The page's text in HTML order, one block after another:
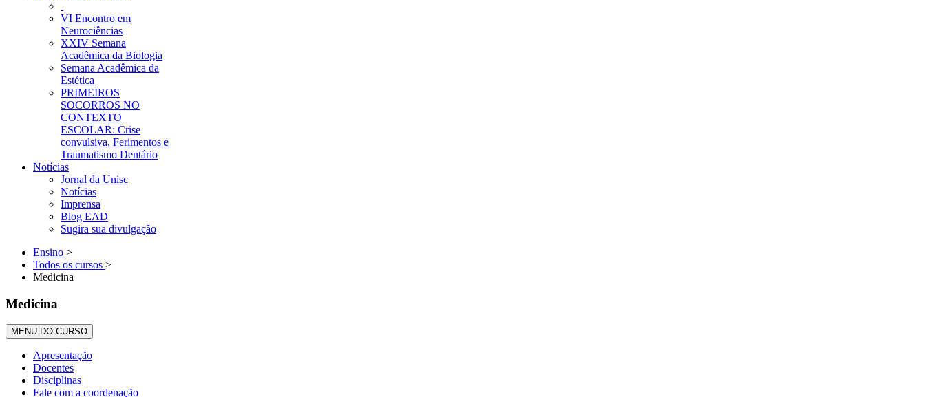
VI Encontro em
Neurociências
XXIV Semana
Acadêmica da Biologia
Semana Acadêmica da
Estética
PRIMEIROS
SOCORROS NO
CONTEXTO
ESCOLAR: Crise
convulsiva, Ferimentos e
Traumatismo Dentário
Notícias
Jornal da Unisc
Notícias
Imprensa
Blog EAD
Sugira sua divulgação
Ensino >
Todos os cursos >
Medicina
Medicina
MENU DO CURSO
Apresentação
Docentes
Disciplinas
Fale com a coordenação